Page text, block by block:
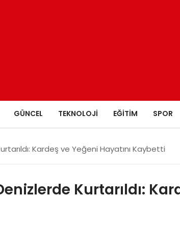
GÜNCEL TEKNOLOJI EĞITIM SPOR
Kardeş ve Yeğeni Hayatını Kaybetti
Kurtarıldı: